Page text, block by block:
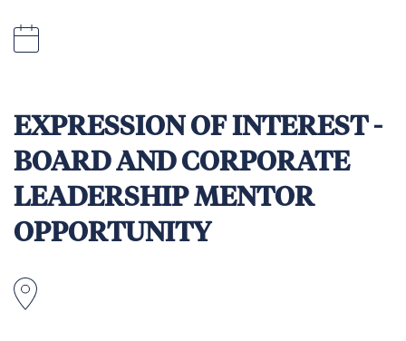
EXPRESSION OF INTEREST -
BOARD AND CORPORATE
LEADERSHIP MENTOR
OPPORTUNITY